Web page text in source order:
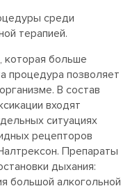
среди
терапией.
, которая больше
процедура позволяет
В состав
входят
ситуациях
рецепторов
Препараты
дыхания:
большой алкогольной